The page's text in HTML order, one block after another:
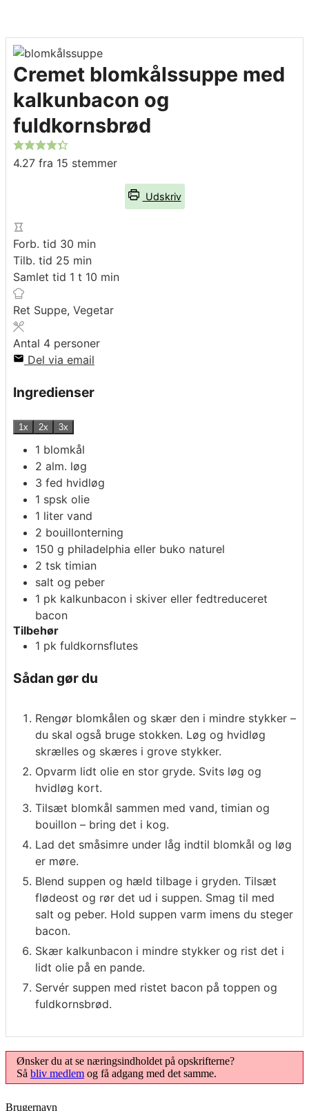
Cremet blomkålssuppe med
kalkunbacon og
fuldkornsbrød
4.27 fra 15 stemmer
Udskriv
Forb. tid 30 minutter
min
Tilb. tid 25 minutter
min
Samlet tid 1 time
t 10 minutter
min
Ret Suppe, Vegetar
Antal 4 personer
Del via email
Ingredienser
1x 2x 3x
1 blomkål
2 alm. løg
3 fed hvidløg
1 spsk olie
1 liter vand
2 bouillonterning
150 g philadelphia eller buko naturel
2 tsk timian
salt og peber
1 pk kalkunbacon i skiver eller fedtreduceret
bacon
Tilbehør
1 pk fuldkornsflutes
Sådan gør du
Rengør blomkålen og skær den i mindre stykker –
du skal også bruge stokken. Løg og hvidløg
skrælles og skæres i grove stykker.
Opvarm lidt olie en stor gryde. Svits løg og
hvidløg kort.
Tilsæt blomkål sammen med vand, timian og
bouillon – bring det i kog.
Lad det småsimre under låg indtil blomkål og løg
er møre.
Blend suppen og hæld tilbage i gryden. Tilsæt
flødeost og rør det ud i suppen. Smag til med
salt og peber. Hold suppen varm imens du steger
bacon.
Skær kalkunbacon i mindre stykker og rist det i
lidt olie på en pande.
Servér suppen med ristet bacon på toppen og
fuldkornsbrød.
Ønsker du at se næringsindholdet på opskrifterne?
Så bliv medlem og få adgang med det samme.
Brugernavn